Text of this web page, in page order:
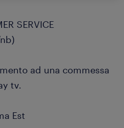
SERVICE
ad una commessa
tv.
Est